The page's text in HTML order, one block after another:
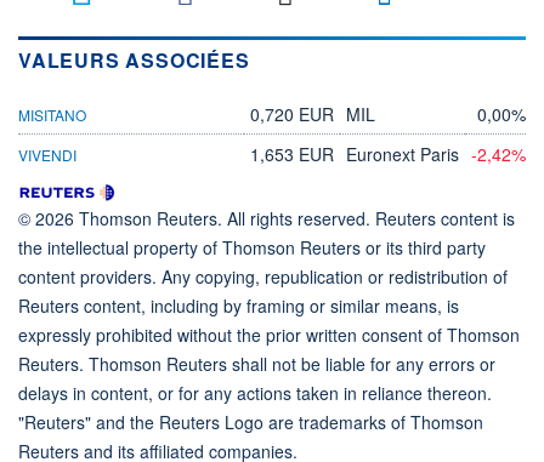
VALEURS ASSOCIÉES
MISITANO 0,720 EUR MIL 0,00%
VIVENDI 1,653 EUR Euronext Paris -2,42%
© 2026 Thomson Reuters. All rights reserved. Reuters content is
the intellectual property of Thomson Reuters or its third party
content providers. Any copying, republication or redistribution of
Reuters content, including by framing or similar means, is
expressly prohibited without the prior written consent of Thomson
Reuters. Thomson Reuters shall not be liable for any errors or
delays in content, or for any actions taken in reliance thereon.
"Reuters" and the Reuters Logo are trademarks of Thomson
Reuters and its affiliated companies.